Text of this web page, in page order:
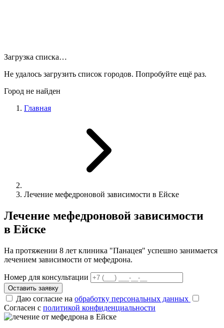
Загрузка списка…
Не удалось загрузить список городов. Попробуйте ещё раз.
Город не найден
Главная
Лечение мефедроновой зависимости в Ейске
Лечение мефедроновой зависимости
в Ейске
На протяжении 8 лет клиника "Панацея" успешно занимается
лечением зависимости от мефедрона.
Номер для консультации
Оставить заявку
Даю согласие на обработку персональных данных
Согласен с политикой конфиденциальности